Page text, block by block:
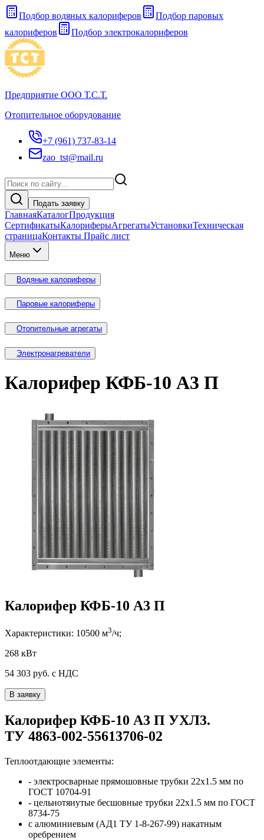
Подбор водяных калориферов
Подбор паровых
калориферов
Подбор электрокалориферов
Предприятие ООО Т.С.Т.
Отопительное оборудование
+7 (961) 737-83-14
zao_tst@mail.ru
Подать заявку
ГлавнаяКаталогПродукция
СертификатыКалориферыАгрегатыУстановкиТехническая
страницаКонтакты Прайс лист
Меню
Водяные калориферы
Паровые калориферы
Отопительные агрегаты
Электронагреватели
Калорифер КФБ-10 А3 П
Калорифер КФБ-10 А3 П
Характеристики: 10500 м3/ч;
268 кВт
54 303 руб. с НДС
В заявку
Калорифер КФБ-10 А3 П УХЛ3.
ТУ 4863-002-55613706-02
Теплоотдающие элементы:
- электросварные прямошовные трубки 22x1.5 мм по
ГОСТ 10704-91
- цельнотянутые бесшовные трубки 22x1.5 мм по ГОСТ
8734-75
с алюминиевым (АД1 ТУ 1-8-267-99) накатным
оребрением